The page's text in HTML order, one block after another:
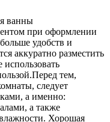
ванны
при оформлении
удобств и
аккуратно разместить
тем,
следует
а именно:
а также
Хорошая